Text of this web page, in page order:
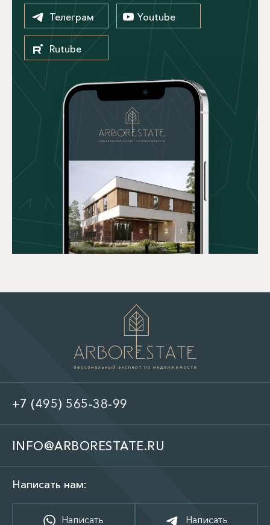
Телеграм Youtube
Rutube
+7 (495) 565-38-99
INFO@ARBORESTATE.RU
Написать нам:
Написать Написать